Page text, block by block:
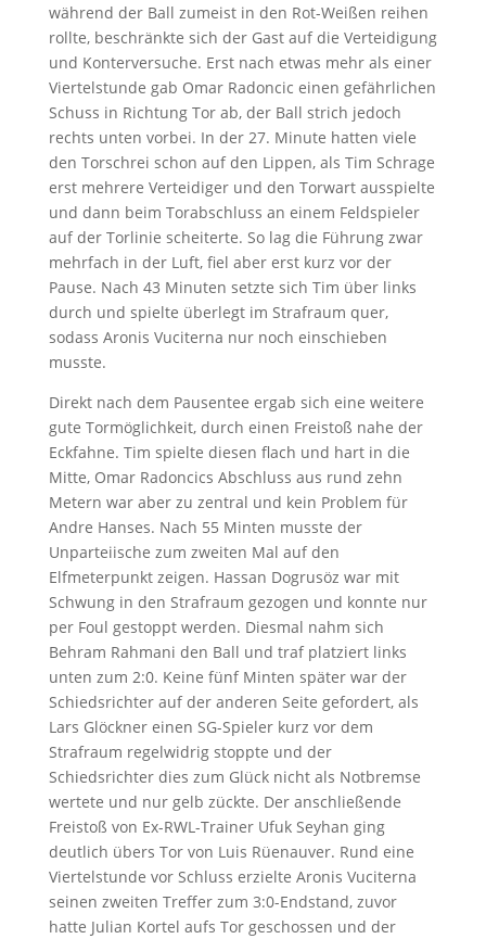
während der Ball zumeist in den Rot-Weißen reihen
rollte, beschränkte sich der Gast auf die Verteidigung
und Konterversuche. Erst nach etwas mehr als einer
Viertelstunde gab Omar Radoncic einen gefährlichen
Schuss in Richtung Tor ab, der Ball strich jedoch
rechts unten vorbei. In der 27. Minute hatten viele
den Torschrei schon auf den Lippen, als Tim Schrage
erst mehrere Verteidiger und den Torwart ausspielte
und dann beim Torabschluss an einem Feldspieler
auf der Torlinie scheiterte. So lag die Führung zwar
mehrfach in der Luft, fiel aber erst kurz vor der
Pause. Nach 43 Minuten setzte sich Tim über links
durch und spielte überlegt im Strafraum quer,
sodass Aronis Vuciterna nur noch einschieben
musste.
Direkt nach dem Pausentee ergab sich eine weitere
gute Tormöglichkeit, durch einen Freistoß nahe der
Eckfahne. Tim spielte diesen flach und hart in die
Mitte, Omar Radoncics Abschluss aus rund zehn
Metern war aber zu zentral und kein Problem für
Andre Hanses. Nach 55 Minten musste der
Unparteiische zum zweiten Mal auf den
Elfmeterpunkt zeigen. Hassan Dogrusöz war mit
Schwung in den Strafraum gezogen und konnte nur
per Foul gestoppt werden. Diesmal nahm sich
Behram Rahmani den Ball und traf platziert links
unten zum 2:0. Keine fünf Minten später war der
Schiedsrichter auf der anderen Seite gefordert, als
Lars Glöckner einen SG-Spieler kurz vor dem
Strafraum regelwidrig stoppte und der
Schiedsrichter dies zum Glück nicht als Notbremse
wertete und nur gelb zückte. Der anschließende
Freistoß von Ex-RWL-Trainer Ufuk Seyhan ging
deutlich übers Tor von Luis Rüenauver. Rund eine
Viertelstunde vor Schluss erzielte Aronis Vuciterna
seinen zweiten Treffer zum 3:0-Endstand, zuvor
hatte Julian Kortel aufs Tor geschossen und der